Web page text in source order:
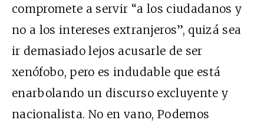
compromete a servir “a los ciudadanos y
no a los intereses extranjeros”, quizá sea
ir demasiado lejos acusarle de ser
xenófobo, pero es indudable que está
enarbolando un discurso excluyente y
nacionalista. No en vano, Podemos